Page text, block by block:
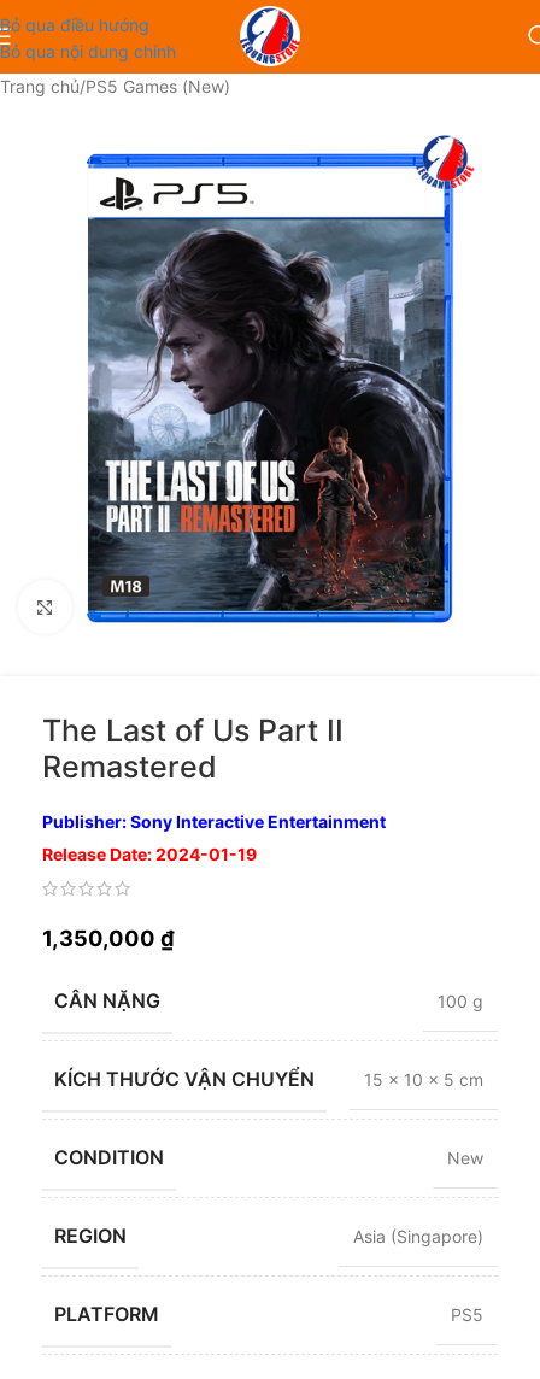
Bỏ qua điều hướng
Bỏ qua nội dung chính
Trang chủ/PS5 Games (New)
Nhấp để phóng to
The Last of Us Part II
Remastered
Publisher: Sony Interactive Entertainment
Release Date: 2024-01-19
1,350,000 ₫
CÂN NẶNG 100 g
KÍCH THƯỚC VẬN CHUYỂN 15 × 10 × 5 cm
CONDITION New
REGION Asia (Singapore)
PLATFORM PS5